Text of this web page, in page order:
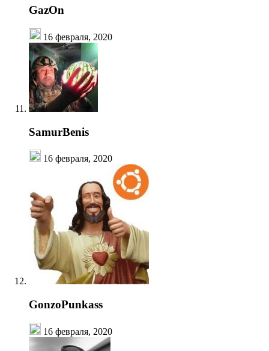
GazOn
16 февраля, 2020
SamurBenis
16 февраля, 2020
GonzoPunkass
16 февраля, 2020